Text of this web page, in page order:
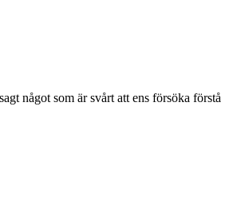
något som är svårt att ens försöka förstå